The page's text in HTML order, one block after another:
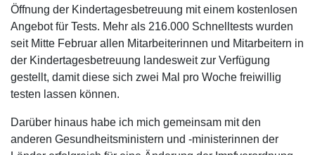
Öffnung der Kindertagesbetreuung mit einem kostenlosen
Angebot für Tests. Mehr als 216.000 Schnelltests wurden
seit Mitte Februar allen Mitarbeiterinnen und Mitarbeitern in
der Kindertagesbetreuung landesweit zur Verfügung
gestellt, damit diese sich zwei Mal pro Woche freiwillig
testen lassen können.
Darüber hinaus habe ich mich gemeinsam mit den
anderen Gesundheitsministern und -ministerinnen der